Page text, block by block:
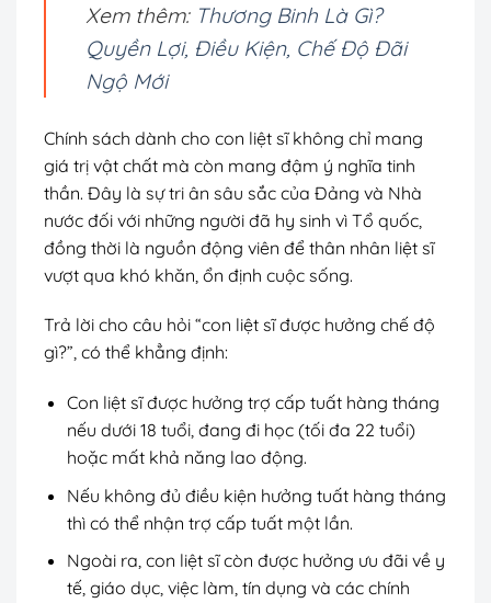
Xem thêm: Thương Binh Là Gì?
Quyền Lợi, Điều Kiện, Chế Độ Đãi
Ngộ Mới
Chính sách dành cho con liệt sĩ không chỉ mang
giá trị vật chất mà còn mang đậm ý nghĩa tinh
thần. Đây là sự tri ân sâu sắc của Đảng và Nhà
nước đối với những người đã hy sinh vì Tổ quốc,
đồng thời là nguồn động viên để thân nhân liệt sĩ
vượt qua khó khăn, ổn định cuộc sống.
Trả lời cho câu hỏi “con liệt sĩ được hưởng chế độ
gì?”, có thể khẳng định:
Con liệt sĩ được hưởng trợ cấp tuất hàng tháng
nếu dưới 18 tuổi, đang đi học (tối đa 22 tuổi)
hoặc mất khả năng lao động.
Nếu không đủ điều kiện hưởng tuất hàng tháng
thì có thể nhận trợ cấp tuất một lần.
Ngoài ra, con liệt sĩ còn được hưởng ưu đãi về y
tế, giáo dục, việc làm, tín dụng và các chính